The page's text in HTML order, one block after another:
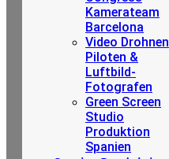
Kamerateam
Barcelona
Video Drohnen
Piloten &
Luftbild-
Fotografen
Green Screen
Studio
Produktion
Spanien